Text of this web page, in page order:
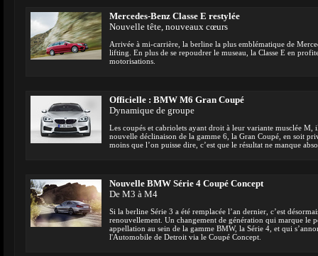
Mercedes-Benz Classe E restylée
Nouvelle tête, nouveaux cœurs
Arrivée à mi-carrière, la berline la plus emblématique de
lifting. En plus de se repoudrer le museau, la Classe E en
motorisations.
Officielle : BMW M6 Gran Coupé
Dynamique de groupe
Les coupés et cabriolets ayant droit à leur variante musclée M,
nouvelle déclinaison de la gamme 6, la Gran Coupé, en soit
moins que l’on puisse dire, c’est que le résultat ne manque
Nouvelle BMW Série 4 Coupé Concept
De M3 à M4
Si la berline Série 3 a été remplacée l’an dernier, c’est
renouvellement. Un changement de génération qui marque le
appellation au sein de la gamme BMW, la Série 4, et qui
l'Automobile de Detroit via le Coupé Concept.